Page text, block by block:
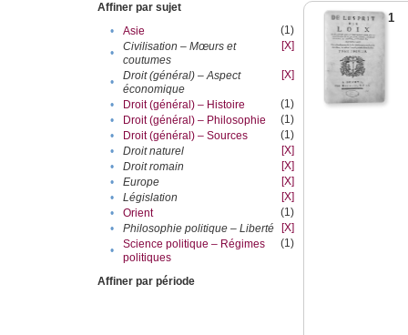
Affiner par sujet
•
Asie
(1)
•
Civilisation – Mœurs et
coutumes
[X]
•
Droit (général) – Aspect
économique
[X]
• Droit (général) – Histoire
(1)
•
Droit (général) – Philosophie
(1)
•
Droit (général) – Sources
(1)
•
Droit naturel
[X]
•
Droit romain
[X]
•
Europe
[X]
•
Législation
[X]
•
Orient
(1)
•
Philosophie politique – Liberté
[X]
•
Science politique – Régimes
politiques
(1)
Affiner par période
1